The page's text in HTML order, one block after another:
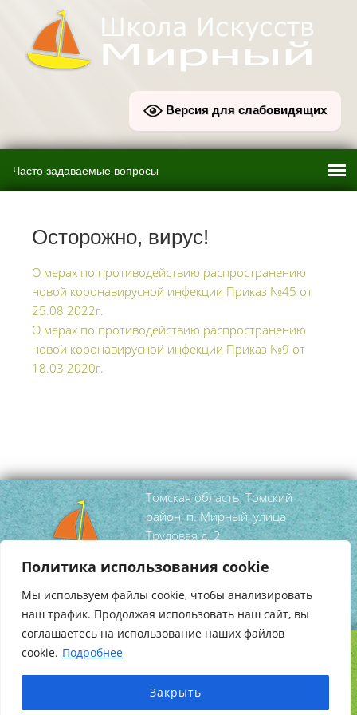
Политика использования cookie
Мы используем файлы cookie, чтобы анализировать
наш трафик. Продолжая использовать наш сайт, вы
соглашаетесь на использование наших файлов
cookie. Подробнее
Закрыть
Версия для слабовидящих
Осторожно, вирус!
О мерах по противодействию распространению
новой коронавирусной инфекции Приказ №45 от
25.08.2022г.
О мерах по противодействию распространению
новой коронавирусной инфекции Приказ №9 от
18.03.2020г.
Томская область, Томский
район, п. Мирный, улица
Трудовая д. 2
тел/факс(3822) 95 52 99
mirniy-
dshi@tomsky.gov70.ru
Создание сайта